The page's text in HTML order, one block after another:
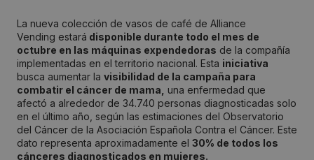
La nueva colección de vasos de café de Alliance
Vending estará disponible durante todo el mes de
octubre en las máquinas expendedoras de la compañía
implementadas en el territorio nacional. Esta iniciativa
busca aumentar la visibilidad de la campaña para
combatir el cáncer de mama, una enfermedad que
afectó a alrededor de 34.740 personas diagnosticadas solo
en el último año, según las estimaciones del Observatorio
del Cáncer de la Asociación Española Contra el Cáncer. Este
dato representa aproximadamente el 30% de todos los
cánceres diagnosticados en mujeres.